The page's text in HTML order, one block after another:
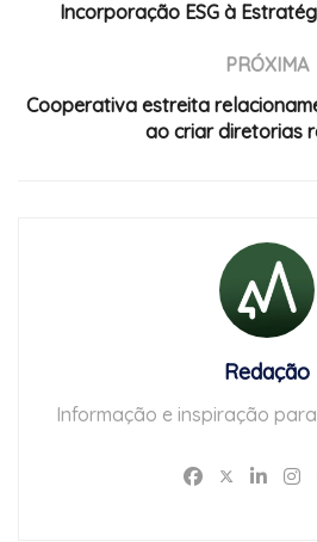
Incorporação ESG à
PRÓXIMA
Cooperativa estreita
ao criar diretorias
Redação
Informação e inspiração